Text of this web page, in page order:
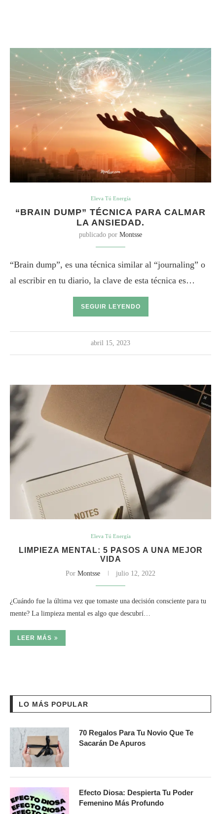
Eleva Tú Energía
“BRAIN DUMP” TÉCNICA PARA CALMAR
LA ANSIEDAD.
publicado por Montsse
“Brain dump”, es una técnica similar al “journaling” o
al escribir en tu diario, la clave de esta técnica es…
SEGUIR LEYENDO
abril 15, 2023
Eleva Tú Energía
LIMPIEZA MENTAL: 5 PASOS A UNA MEJOR
VIDA
Por Montsse julio 12, 2022
¿Cuándo fue la última vez que tomaste una decisión consciente para tu
mente? La limpieza mental es algo que descubrí…
LEER MÁS
LO MÁS POPULAR
70 Regalos Para Tu Novio Que Te
Sacarán De Apuros
Efecto Diosa: Despierta Tu Poder
Femenino Más Profundo